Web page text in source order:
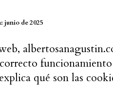
junio de 2025
qué son las